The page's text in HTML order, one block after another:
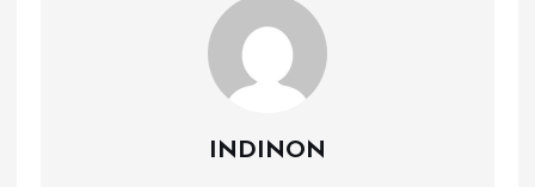
INDINON